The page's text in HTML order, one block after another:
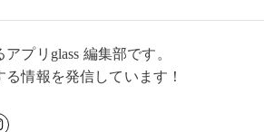
プリglass 編集部です。
情報を発信しています！